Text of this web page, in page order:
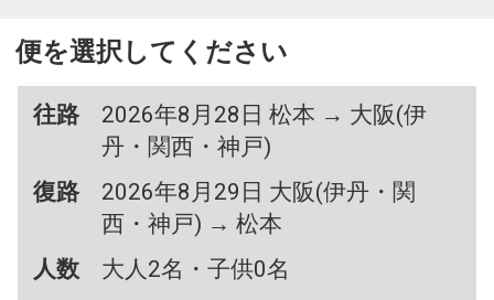
便を選択してください
往路
2026年8月28日 松本 → 大阪(伊
丹・関西・神戸)
復路
2026年8月29日 大阪(伊丹・関
西・神戸) → 松本
人数
大人2名・子供0名